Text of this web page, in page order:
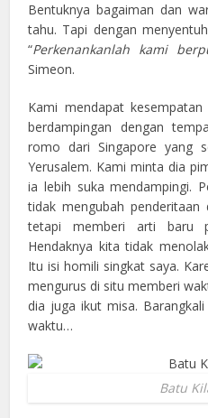
Bentuknya bagaiman dan
tahu. Tapi dengan
“Perkenankanlah kami
Simeon.
Kami mendapat
berdampingan dengan
romo dari Singapore yang
Yerusalem. Kami minta dia
ia lebih suka mendampingi.
tidak mengubah
tetapi memberi arti baru
Hendaknya kita tidak
Itu isi homili singkat saya.
mengurus di situ memberi
dia juga ikut misa.
waktu…
Batu